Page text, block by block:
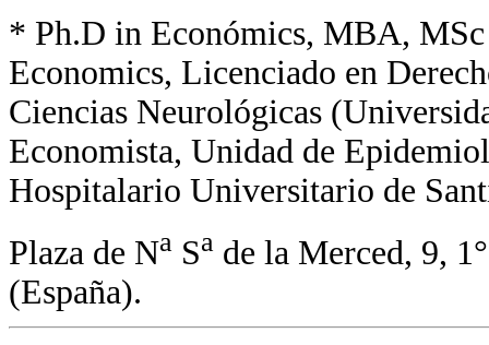
* Ph.D in Económics, MBA,
Economics, Licenciado en
Ciencias Neurológicas
Economista, Unidad de
Hospitalario Universitario de
Plaza de Na Sa de la Merced, 9,
(España).